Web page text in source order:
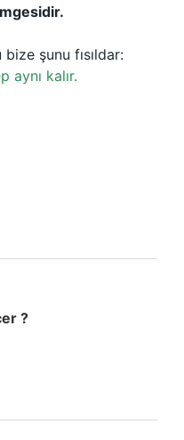
şunu fısıldar:
aynı kalır.
?